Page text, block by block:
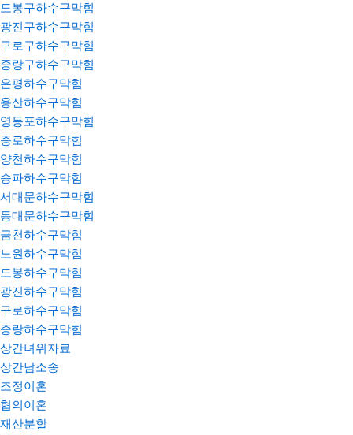
도봉구하수구막힘
광진구하수구막힘
구로구하수구막힘
중랑구하수구막힘
은평하수구막힘
용산하수구막힘
영등포하수구막힘
종로하수구막힘
양천하수구막힘
송파하수구막힘
서대문하수구막힘
동대문하수구막힘
금천하수구막힘
노원하수구막힘
도봉하수구막힘
광진하수구막힘
구로하수구막힘
중랑하수구막힘
상간녀위자료
상간남소송
조정이혼
협의이혼
재산분할